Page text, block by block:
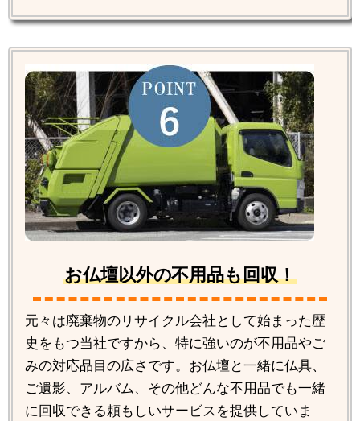
お仏壇以外の不用品も回収！
元々は廃棄物のリサイクル会社として始まった歴
史をもつ当社ですから、特に強いのが不用品やご
みの対応品目の広さです。お仏壇と一緒に仏具、
ご遺影、アルバム、その他どんな不用品でも一緒
に回収できる頼もしいサービスを提供していま